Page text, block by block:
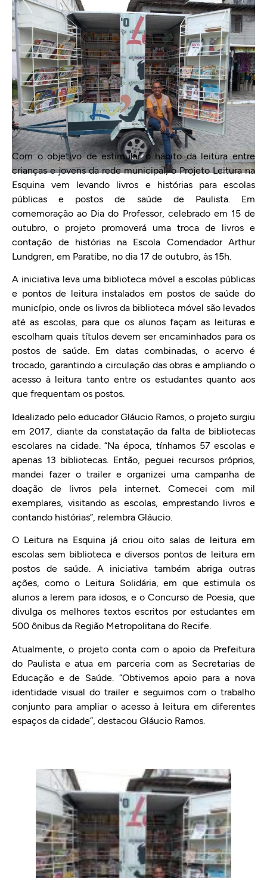
Com o objetivo de estimular o hábito da leitura entre
crianças e jovens da rede municipal, o Projeto Leitura na
Esquina vem levando livros e histórias para escolas
públicas e postos de saúde de Paulista. Em
comemoração ao Dia do Professor, celebrado em 15 de
outubro, o projeto promoverá uma troca de livros e
contação de histórias na Escola Comendador Arthur
Lundgren, em Paratibe, no dia 17 de outubro, às 15h.
A iniciativa leva uma biblioteca móvel a escolas públicas
e pontos de leitura instalados em postos de saúde do
município, onde os livros da biblioteca móvel são levados
até as escolas, para que os alunos façam as leituras e
escolham quais títulos devem ser encaminhados para os
postos de saúde. Em datas combinadas, o acervo é
trocado, garantindo a circulação das obras e ampliando o
acesso à leitura tanto entre os estudantes quanto aos
que frequentam os postos.
Idealizado pelo educador Gláucio Ramos, o projeto surgiu
em 2017, diante da constatação da falta de bibliotecas
escolares na cidade. “Na época, tínhamos 57 escolas e
apenas 13 bibliotecas. Então, peguei recursos próprios,
mandei fazer o trailer e organizei uma campanha de
doação de livros pela internet. Comecei com mil
exemplares, visitando as escolas, emprestando livros e
contando histórias”, relembra Gláucio.
O Leitura na Esquina já criou oito salas de leitura em
escolas sem biblioteca e diversos pontos de leitura em
postos de saúde. A iniciativa também abriga outras
ações, como o Leitura Solidária, em que estimula os
alunos a lerem para idosos, e o Concurso de Poesia, que
divulga os melhores textos escritos por estudantes em
500 ônibus da Região Metropolitana do Recife.
Atualmente, o projeto conta com o apoio da Prefeitura
do Paulista e atua em parceria com as Secretarias de
Educação e de Saúde. “Obtivemos apoio para a nova
identidade visual do trailer e seguimos com o trabalho
conjunto para ampliar o acesso à leitura em diferentes
espaços da cidade”, destacou Gláucio Ramos.